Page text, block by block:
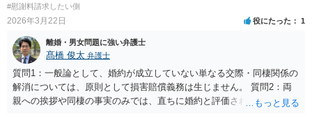
#慰謝料請求したい側
2026年3月22日 役にたった 1
離婚・男女問題に強い弁護士
髙橋 俊太 弁護士
質問1：一般論として、婚約が成立していない単なる交際・同棲関係の
解消については、原則として損害賠償義務は生じません。 質問2：両
親への挨拶や同棲の事実のみでは、直ちに婚約と評価されるとは限り